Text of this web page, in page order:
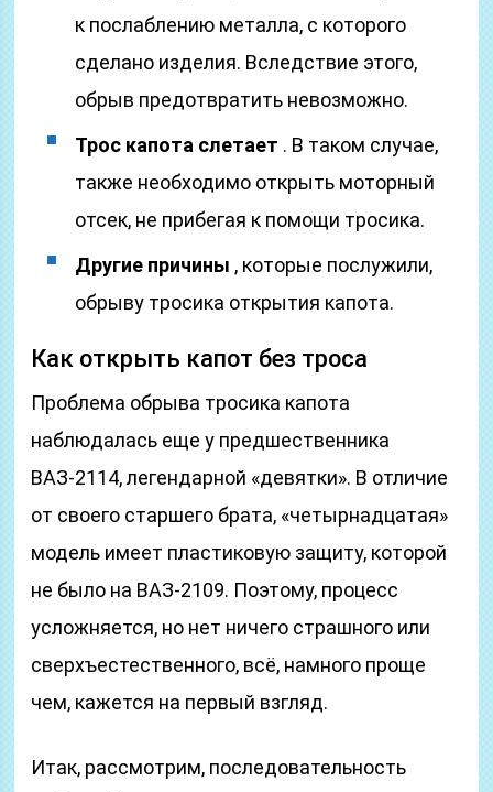
к послаблению металла, с которого
сделано изделия. Вследствие этого,
обрыв предотвратить невозможно.
Трос капота слетает . В таком случае,
также необходимо открыть моторный
отсек, не прибегая к помощи тросика.
Другие причины , которые послужили,
обрыву тросика открытия капота.
Как открыть капот без троса
Проблема обрыва тросика капота
наблюдалась еще у предшественника
ВАЗ-2114, легендарной «девятки». В отличие
от своего старшего брата, «четырнадцатая»
модель имеет пластиковую защиту, которой
не было на ВАЗ-2109. Поэтому, процесс
усложняется, но нет ничего страшного или
сверхъестественного, всё, намного проще
чем, кажется на первый взгляд.
Итак, рассмотрим, последовательность